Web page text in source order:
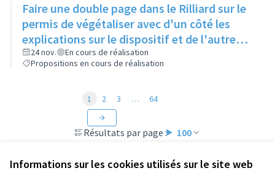
Informations sur les cookies utilisés sur le site web
Faire une double page dans le Rilliard sur le
permis de végétaliser avec d'un côté les
explications sur le dispositif et de l'autre
côté des exemples concrets de lieux à
investir
24 nov.
En cours de réalisation
Propositions en cours de réalisation
Résultats par page : 100
1 2 3 … 64